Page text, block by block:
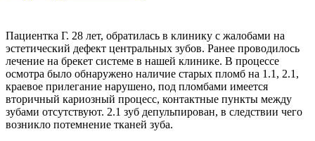
Пациентка Г. 28 лет, обратилась в клинику с жалобами на
эстетический дефект центральных зубов. Ранее проводилось
лечение на брекет системе в нашей клинике. В процессе
осмотра было обнаружено наличие старых пломб на 1.1, 2.1,
краевое прилегание нарушено, под пломбами имеется
вторичный кариозный процесс, контактные пункты между
зубами отсутствуют. 2.1 зуб депульпирован, в следствии чего
возникло потемнение тканей зуба.